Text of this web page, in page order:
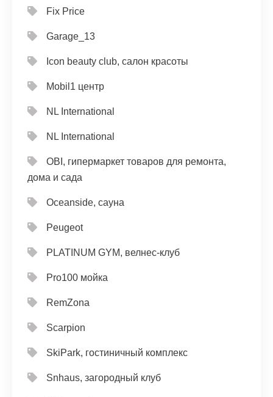
Fix Price
Garage_13
Icon beauty club, салон красоты
Mobil1 центр
NL International
NL International
OBI, гипермаркет товаров для ремонта,
дома и сада
Oceanside, сауна
Peugeot
PLATINUM GYM, велнес-клуб
Pro100 мойка
RemZona
Scarpion
SkiPark, гостиничный комплекс
Snhaus, загородный клуб